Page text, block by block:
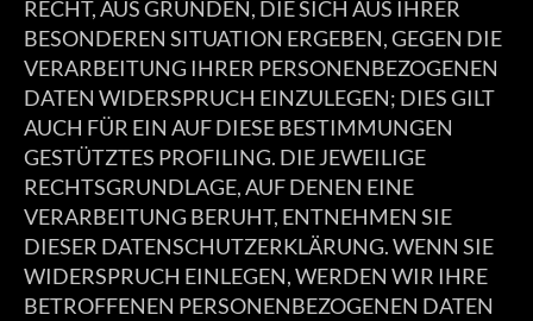
RECHT, AUS GRÜNDEN, DIE SICH AUS IHRER
BESONDEREN SITUATION ERGEBEN, GEGEN DIE
VERARBEITUNG IHRER PERSONENBEZOGENEN
DATEN WIDERSPRUCH EINZULEGEN; DIES GILT
AUCH FÜR EIN AUF DIESE BESTIMMUNGEN
GESTÜTZTES PROFILING. DIE JEWEILIGE
RECHTSGRUNDLAGE, AUF DENEN EINE
VERARBEITUNG BERUHT, ENTNEHMEN SIE
DIESER DATENSCHUTZERKLÄRUNG. WENN SIE
WIDERSPRUCH EINLEGEN, WERDEN WIR IHRE
BETROFFENEN PERSONENBEZOGENEN DATEN